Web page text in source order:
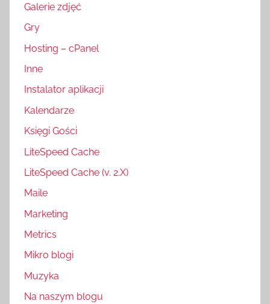
Galerie zdjęć
Gry
Hosting – cPanel
Inne
Instalator aplikacji
Kalendarze
Księgi Gości
LiteSpeed Cache
LiteSpeed Cache (v. 2.X)
Maile
Marketing
Metrics
Mikro blogi
Muzyka
Na naszym blogu